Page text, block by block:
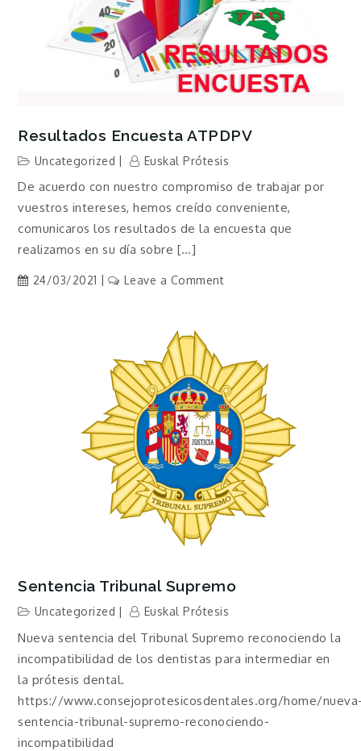
Resultados Encuesta ATPDPV
Uncategorized Euskal Prótesis
De acuerdo con nuestro compromiso de trabajar por
vuestros intereses, hemos creído conveniente,
comunicaros los resultados de la encuesta que
realizamos en su día sobre […]
24/03/2021 Leave a Commenton
Sentencia Tribunal Supremo
Uncategorized Euskal Prótesis
Nueva sentencia del Tribunal Supremo reconociendo la
incompatibilidad de los dentistas para intermediar en
la prótesis dental.
https://www.consejoprotesicosdentales.org/home/
sentencia-tribunal-supremo-reconociendo-
incompatibilidad